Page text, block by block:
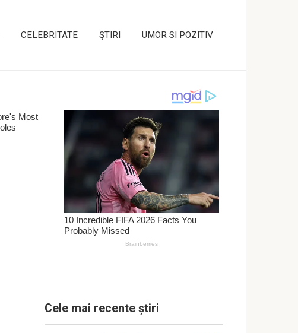
CELEBRITATE ŞTIRI UMOR SI POZITIV
Cele mai recente știri